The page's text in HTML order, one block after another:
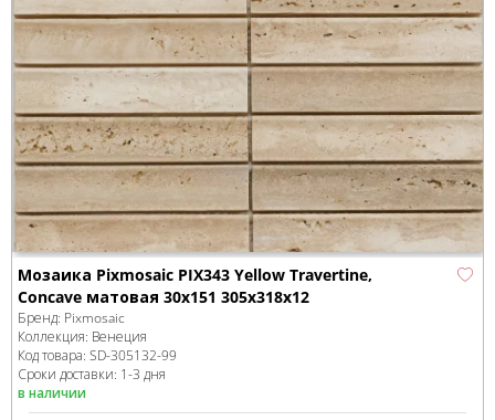
Мозаика Pixmosaic PIX343 Yellow Travertine,
Concave матовая 30х151 305х318х12
Бренд: Pixmosaic
Коллекция: Венеция
Код товара: SD-305132-99
Сроки доставки: 1-3 дня
в наличии